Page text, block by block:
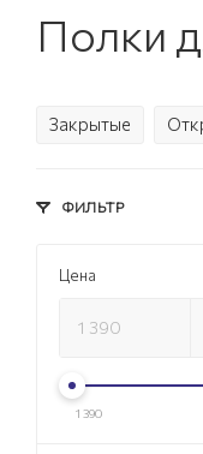
Полки
Закрытые
ФИЛЬТР
Цена
1 390